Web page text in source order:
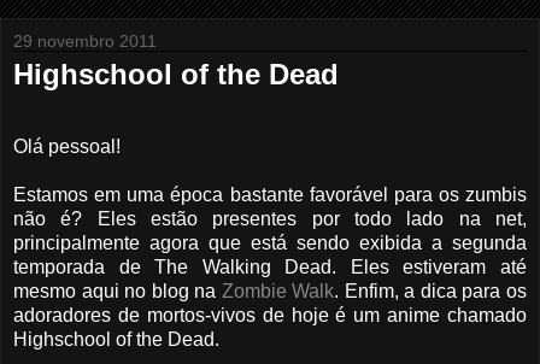
29 novembro 2011
Highschool of the Dead
Olá pessoal!
Estamos em uma época bastante favorável para os zumbis
não é? Eles estão presentes por todo lado na net,
principalmente agora que está sendo exibida a segunda
temporada de The Walking Dead. Eles estiveram até
mesmo aqui no blog na Zombie Walk. Enfim, a dica para os
adoradores de mortos-vivos de hoje é um anime chamado
Highschool of the Dead.